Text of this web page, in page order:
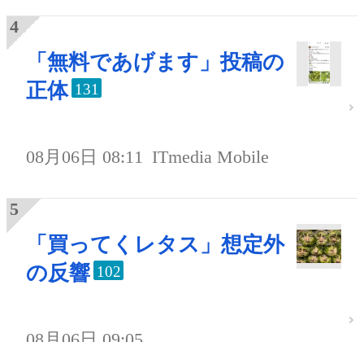
「無料であげます」投稿の
正体 131
08月06日 08:11 ITmedia Mobile
「買ってくレタス」想定外
の反響 102